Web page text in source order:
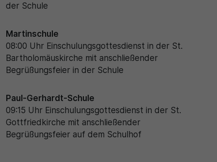
der Schule
Martinschule
08:00 Uhr Einschulungsgottesdienst in der St.
Bartholomäuskirche mit anschließender
Begrüßungsfeier in der Schule
Paul-Gerhardt-Schule
09:15 Uhr Einschulungsgottesdienst in der St.
Gottfriedkirche mit anschließender
Begrüßungsfeier auf dem Schulhof